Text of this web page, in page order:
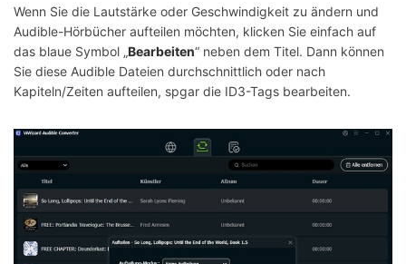
Wenn Sie die Lautstärke oder Geschwindigkeit zu ändern und
Audible-Hörbücher aufteilen möchten, klicken Sie einfach auf
das blaue Symbol „Bearbeiten“ neben dem Titel. Dann können
Sie diese Audible Dateien durchschnittlich oder nach
Kapiteln/Zeiten aufteilen, spgar die ID3-Tags bearbeiten.